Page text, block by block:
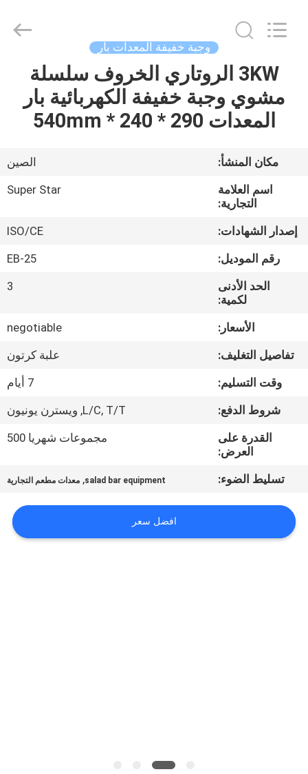
بيت
منتجات
أشرطة
فيديو
معلومات
جولة
المعمل
رقابة
جودة
أخبار
equipments
limited.
وجبة خفيفة المعدات بار
3KW الروتاري الخروف سلسلة
مشوي وجبة خفيفة الكهربائية بار
المعدات 290 * 240 * 540mm
مكان المنشأ:
الصين
اسم العلامة
التجارية:
Super Star
إصدار الشهادات:
ISO/CE
رقم الموديل:
EB-25
الحد الأدنى
لكمية:
3
الأسعار:
negotiable
تفاصيل التغليف:
علبة كرتون
وقت التسليم:
7 أيام
شروط الدفع:
L/C, T/T, ويسترن يونيون
القدرة على
العرض:
مجموعات شهريا 500
تسليط الضوء: salad bar equipment
, معدات مطعم التجارية
افضل سعر